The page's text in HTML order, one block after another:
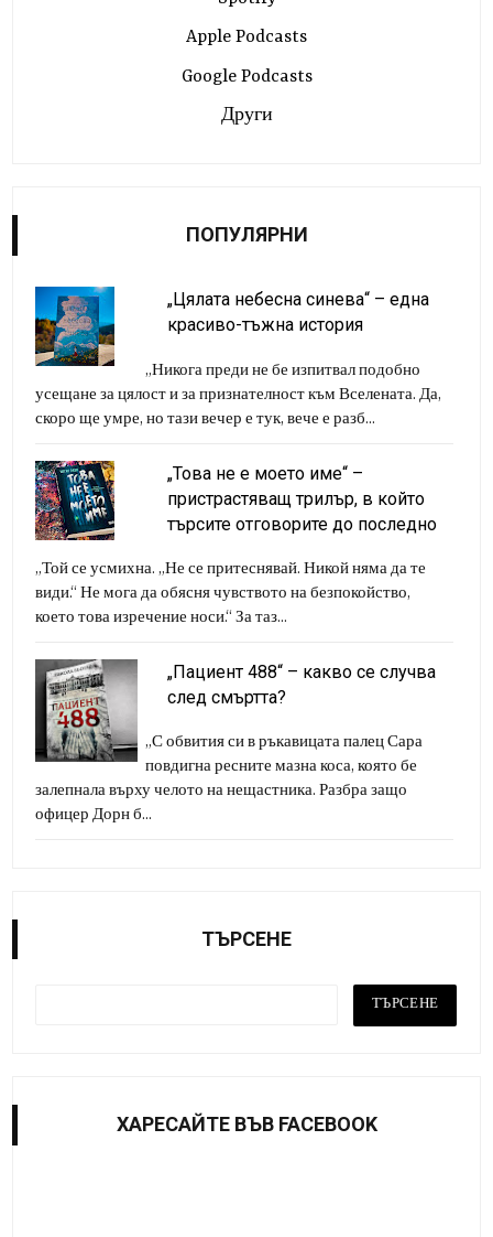
Apple Podcasts
Google Podcasts
Други
ПОПУЛЯРНИ
„Цялата небесна синева“ – една
красиво-тъжна история
„Никога преди не бе изпитвал подобно
усещане за цялост и за признателност към Вселената. Да,
скоро ще умре, но тази вечер е тук, вече е разб...
„Това не е моето име“ –
пристрастяващ трилър, в който
търсите отговорите до последно
„Той се усмихна. „Не се притеснявай. Никой няма да те
види.“ Не мога да обясня чувството на безпокойство,
което това изречение носи.“ За таз...
„Пациент 488“ – какво се случва
след смъртта?
„С обвития си в ръкавицата палец Сара
повдигна ресните мазна коса, която бе
залепнала върху челото на нещастника. Разбра защо
офицер Дорн б...
ТЪРСЕНЕ
ХАРЕСАЙТE ВЪВ FACEBOOK